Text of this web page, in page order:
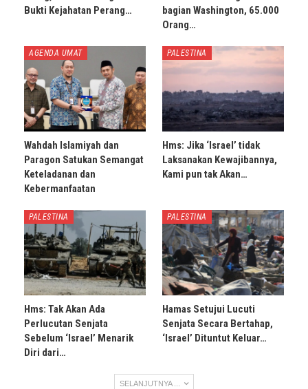
Bukti Kejahatan Perang…
bagian Washington, 65.000
Orang…
AGENDA UMAT
Wahdah Islamiyah dan
Paragon Satukan Semangat
Keteladanan dan
Kebermanfaatan
PALESTINA
Hms: Jika ‘Israel’ tidak
Laksanakan Kewajibannya,
Kami pun tak Akan…
PALESTINA
Hms: Tak Akan Ada
Perlucutan Senjata
Sebelum ‘Israel’ Menarik
Diri dari…
PALESTINA
Hamas Setujui Lucuti
Senjata Secara Bertahap,
‘Israel’ Dituntut Keluar…
SELANJUTNYA ...